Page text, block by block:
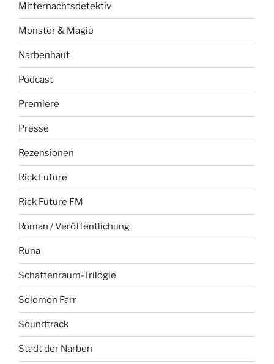
Mitternachtsdetektiv
Monster & Magie
Narbenhaut
Podcast
Premiere
Presse
Rezensionen
Rick Future
Rick Future FM
Roman / Veröffentlichung
Runa
Schattenraum-Trilogie
Solomon Farr
Soundtrack
Stadt der Narben